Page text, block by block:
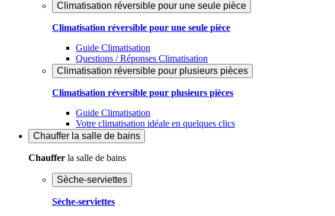
Climatisation réversible pour une seule pièce
Climatisation réversible pour une seule pièce
Guide Climatisation
Questions / Réponses Climatisation
Climatisation réversible pour plusieurs pièces
Climatisation réversible pour plusieurs pièces
Guide Climatisation
Votre climatisation idéale en quelques clics
Chauffer la salle de bains
Chauffer la salle de bains
Sèche-serviettes
Sèche-serviettes